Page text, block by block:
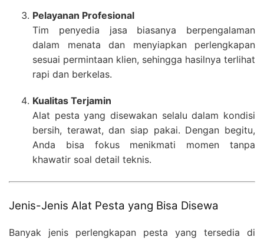
Pelayanan Profesional
Tim penyedia jasa biasanya berpengalaman
dalam menata dan menyiapkan perlengkapan
sesuai permintaan klien, sehingga hasilnya terlihat
rapi dan berkelas.
Kualitas Terjamin
Alat pesta yang disewakan selalu dalam kondisi
bersih, terawat, dan siap pakai. Dengan begitu,
Anda bisa fokus menikmati momen tanpa
khawatir soal detail teknis.
Jenis-Jenis Alat Pesta yang Bisa Disewa
Banyak jenis perlengkapan pesta yang tersedia di